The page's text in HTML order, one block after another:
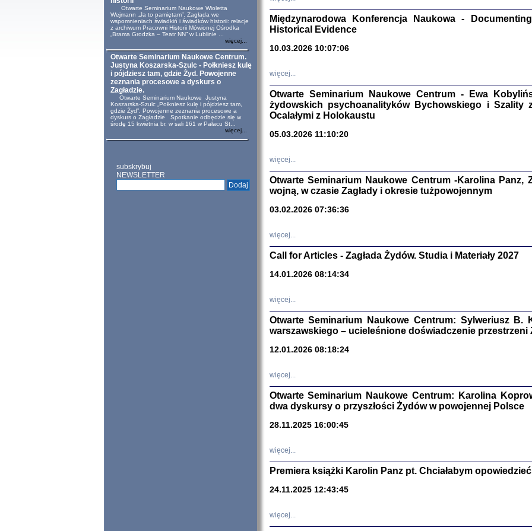
Otwarte Seminarium Naukowe Wioletta
Wejmann „Ja to pamiętam”. Zagłada we
wspomnieniach świadkiń i świadków historii: relacje
z archiwum Pracowni Historii Mówionej Ośrodka
„Brama Grodzka – Teatr NN” w Lublinie ...
więcej...
Otwarte Seminarium Naukowe Centrum.
Justyna Koszarska-Szulc - Połkniesz kulę
i pójdziesz tam, gdzie Żyd. Powojenne
zeznania procesowe a dyskurs o
Zagładzie.
Otwarte Seminarium Naukowe Justyna
Koszarska-Szulc „Połkniesz kulę i pójdziesz tam,
gdzie Żyd”. Powojenne zeznania procesowe a
dyskurs o Zagładzie Spotkanie odbędzie się w
środę 15 kwietnia br. w sali 161 w Pałacu St...
więcej...
subskrybuj
NEWSLETTER
Zagłada
Studia i
NIE WIEMY CO
Sewek
Międzynarodowa Konferencja Naukowa -
Historical Evidence
10.03.2026 10:07:06
więcej...
Otwarte Seminarium Naukowe Centrum - Ewa
żydowskich psychoanalityków Bychowskiego i
Ocalałymi z Holokaustu
05.03.2026 11:10:20
więcej...
Otwarte Seminarium Naukowe Centrum -Karolina Panz,
wojną, w czasie Zagłady i okresie tużpowojennym
03.02.2026 07:36:36
więcej...
Call for Articles - Zagłada Żydów. Studia i Materiały 2027
14.01.2026 08:14:34
więcej...
Otwarte Seminarium Naukowe Centrum: Sylweriusz B.
warszawskiego – ucieleśnione doświadczenie przestrzeni
12.01.2026 08:18:24
więcej...
Otwarte Seminarium Naukowe Centrum: Karolina
dwa dyskursy o przyszłości Żydów w powojennej Polsce
28.11.2025 16:00:45
więcej...
Premiera książki Karolin Panz pt. Chciałabym
24.11.2025 12:43:45
więcej...